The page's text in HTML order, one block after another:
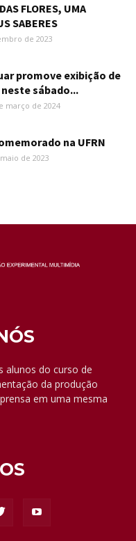
FLORES, UMA
SABERES
de 2023
promove exibição de
sábado...
março de 2024
na UFRN
de 2023
alunos do curso de
da produção
em uma mesma